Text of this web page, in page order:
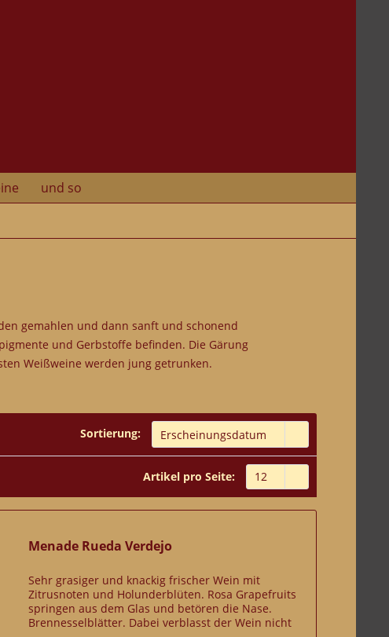
und so
gemahlen und dann sanft und schonend
und Gerbstoffe befinden. Die Gärung
Weißweine werden jung getrunken.
Sortierung:
Artikel pro Seite:
Menade Rueda Verdejo
Sehr grasiger und knackig frischer Wein mit
Zitrusnoten und Holunderblüten. Rosa Grapefruits
springen aus dem Glas und betören die Nase.
Brennesselblätter. Dabei verblasst der Wein nicht